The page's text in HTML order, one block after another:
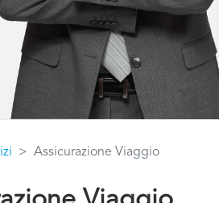
Assicurazione Viaggio